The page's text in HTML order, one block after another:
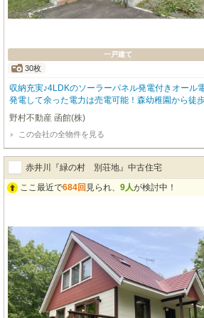
一戸建て
30枚
収納充実♪4LDKのソーラーパネル発電付きオール
発電して余った電力は売電可能！森幼稚園から徒
す！敷地内には車種や停め方によって４台ほど駐
すのでタイヤ置場にも困りません♪夏は広い敷地で
ょうか？？
野村不動産 函館(株)
この会社の全物件を見る
赤井川『緑の村 別荘地』中古住宅
ここ最近で684回 見られ、 9人が検討中！